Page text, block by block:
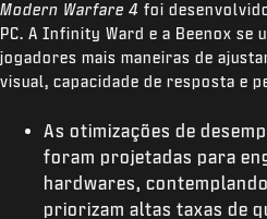
Modern Warfare 4 foi
PC. A Infinity Ward e a Beenox se
jogadores mais maneiras de
visual, capacidade de resposta e
As otimizações de
foram projetadas para
hardwares,
priorizam altas taxas de